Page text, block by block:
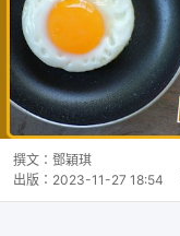
撰文： 鄧穎琪
出版： 2023-11-27 18:54